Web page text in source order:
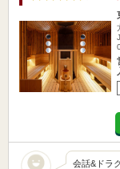
会話&ドラ